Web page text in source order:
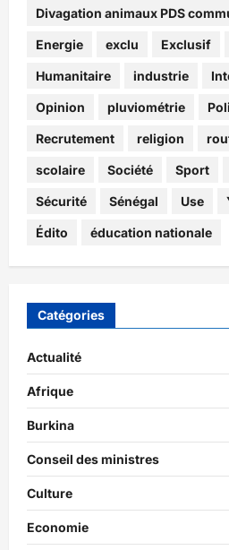
Divagation animaux PDS
Energie exclu Exclusif
Humanitaire industrie
Opinion pluviométrie
Recrutement religion
scolaire Société Sport
Sécurité Sénégal Use
Édito éducation nationale
Catégories
Actualité
Afrique
Burkina
Conseil des ministres
Culture
Economie